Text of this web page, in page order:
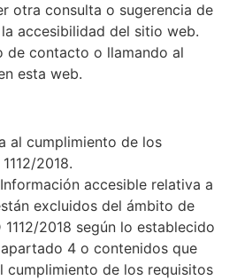
otra consulta o sugerencia de
accesibilidad del sitio web.
de contacto o llamando al
esta web.
al cumplimiento de los
2018.
accesible relativa a
excluidos del ámbito de
2018 según lo establecido
4 o contenidos que
cumplimiento de los requisitos